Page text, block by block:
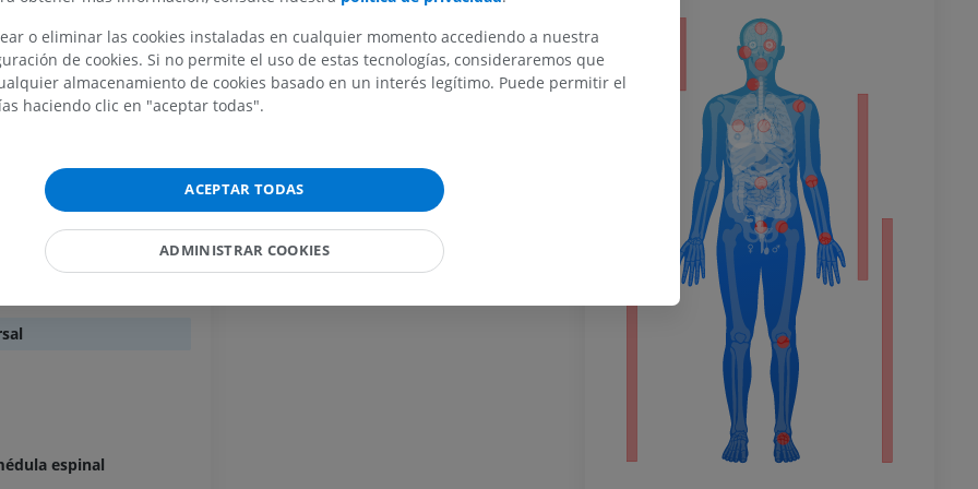
intermedio dorsal
[1-8]
[1-12]
[1-5]
[1-5]
[1-3]
espinal
IRM del miembro superior
IRM
PREMIUM
IRM
IRM del carpo
IRM
IRM
Miembro inferior
Ilustraciones
PREMIUM
Radiografía
GRATIS
IRM del miembro inferior
o eliminar las cookies instaladas en cualquier momento accediendo a nuestra
de cookies. Si no permite el uso de estas tecnologías, consideraremos que
almacenamiento de cookies basado en un interés legítimo. Puede permitir el
haciendo clic en "aceptar todas".
ACEPTAR TODAS
ADMINISTRAR COOKIES